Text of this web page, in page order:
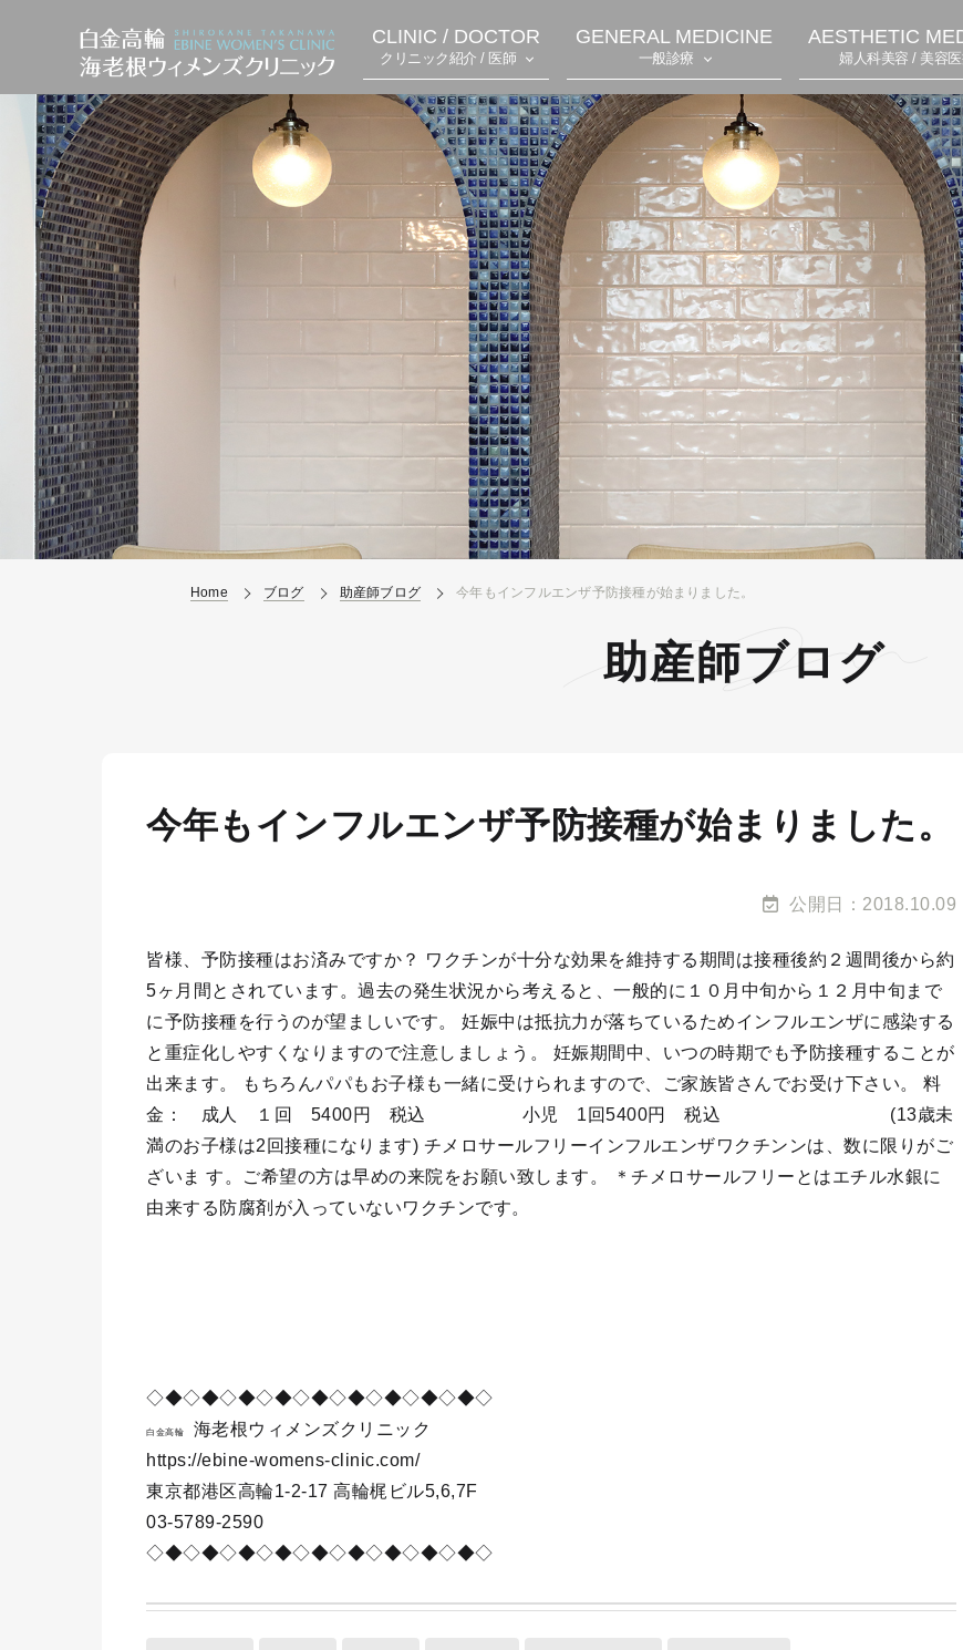
CLINIC / DOCTOR
クリニック紹介 / 医師
GENERAL MEDICINE
一般診療
AESTHETIC
婦人科美容 / 美容
Home ブログ 助産師ブログ 今年もインフルエンザ予防接種が始まりました。
助産師ブログ
今年もインフルエンザ予防接種が始まりました。
公開日：2018.10.09
皆様、予防接種はお済みですか？ ワクチンが十分な効果を維持する期間は接種後約２週間後から約
5ヶ月間とされています。過去の発生状況から考えると、一般的に１０月中旬から１２月中旬まで
に予防接種を行うのが望ましいです。 妊娠中は抵抗力が落ちているためインフルエンザに感染する
と重症化しやすくなりますので注意しましょう。 妊娠期間中、いつの時期でも予防接種することが
出来ます。 もちろんパパもお子様も一緒に受けられますので、ご家族皆さんでお受け下さい。 料
金： 成人 １回 5400円 税込 小児 1回5400円 税込 (13歳未
満のお子様は2回接種になります) チメロサールフリーインフルエンザワクチンンは、数に限りがご
ざいま す。ご希望の方は早めの来院をお願い致します。 ＊チメロサールフリーとはエチル水銀に
由来する防腐剤が入っていないワクチンです。
◇◆◇◆◇◆◇◆◇◆◇◆◇◆◇◆◇◆◇
白金高輪
海老根ウィメンズクリニック
https://ebine-womens-clinic.com/
東京都港区高輪1-2-17 高輪梶ビル5,6,7F
03-5789-2590
◇◆◇◆◇◆◇◆◇◆◇◆◇◆◇◆◇◆◇